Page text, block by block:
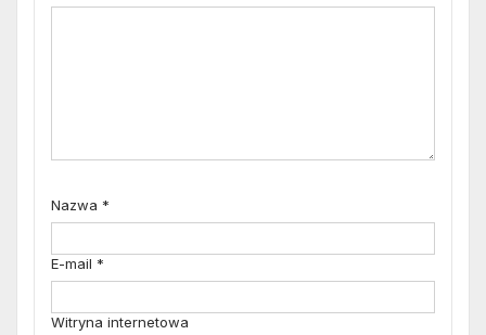
Nazwa *
E-mail *
Witryna internetowa